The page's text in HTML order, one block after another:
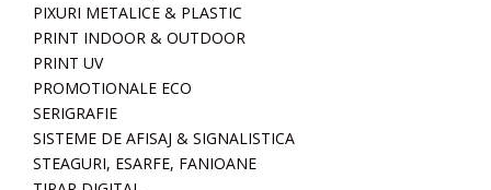
PIXURI METALICE & PLASTIC
PRINT INDOOR & OUTDOOR
PRINT UV
PROMOTIONALE ECO
SERIGRAFIE
SISTEME DE AFISAJ & SIGNALISTICA
STEAGURI, ESARFE, FANIOANE